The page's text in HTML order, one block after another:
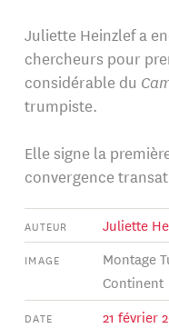
Juliette Heinzlef a
chercheurs pour
considérable du
trumpiste.
Elle signe la
convergence
AUTEUR Juliette
IMAGE
Montage
Continent
DATE 21 février